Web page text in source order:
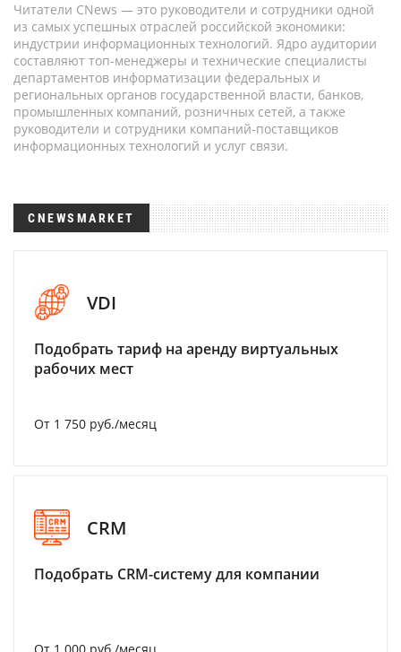
Читатели CNews — это руководители и сотрудники одной
из самых успешных отраслей российской экономики:
индустрии информационных технологий. Ядро аудитории
составляют топ-менеджеры и технические специалисты
департаментов информатизации федеральных и
региональных органов государственной власти, банков,
промышленных компаний, розничных сетей, а также
руководители и сотрудники компаний-поставщиков
информационных технологий и услуг связи.
CNEWSMARKET
VDI
Подобрать тариф на аренду виртуальных
рабочих мест
От 1 750 руб./месяц
CRM
Подобрать CRM-систему для компании